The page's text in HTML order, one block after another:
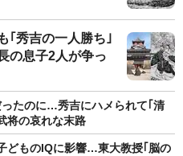
｢秀吉の一人勝ち｣
の息子2人が争っ
たのに…秀吉にハメられて｢清
将の哀れな末路
どものIQに影響…東大教授｢脳の